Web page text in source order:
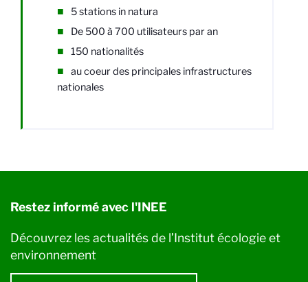
5 stations in natura
De 500 à 700 utilisateurs par an
150 nationalités
au coeur des principales infrastructures
nationales
Restez informé avec l'INEE
Découvrez les actualités de l’Institut écologie et
environnement